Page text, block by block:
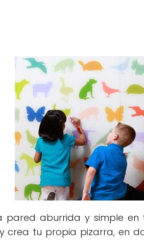
pared aburrida y simple
crea tu propia pizarra, en